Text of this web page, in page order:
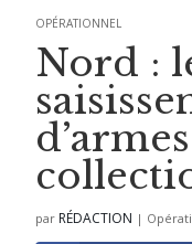
OPÉRATIONNEL
Nord :
par RÉDACTION |